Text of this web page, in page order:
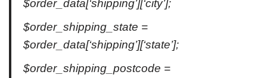
$order_data[‘shipping’][‘city’];
$order_shipping_state =
$order_data[‘shipping’][‘state’];
$order_shipping_postcode =